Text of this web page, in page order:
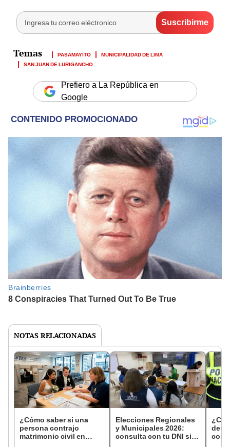
PASAMAYITO
MUNICIPALIDAD DE LIMA
SAN JUAN DE LURIGANCHO
Prefiero a La República en
Google
NOTAS RELACIONADAS
¿Cómo saber si una
persona contrajo
matrimonio civil en
Elecciones Regionales
y Municipales 2026:
consulta con tu DNI si
con